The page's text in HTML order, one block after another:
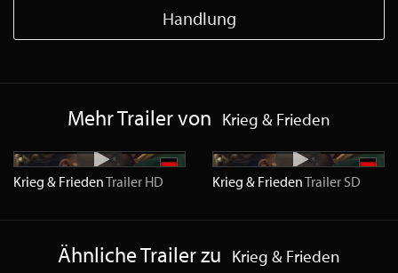
Handlung
Mehr Trailer von Krieg & Frieden
Krieg & FriedenTrailer HD Krieg & FriedenTrailer SD
Ähnliche Trailer zu Krieg & Frieden